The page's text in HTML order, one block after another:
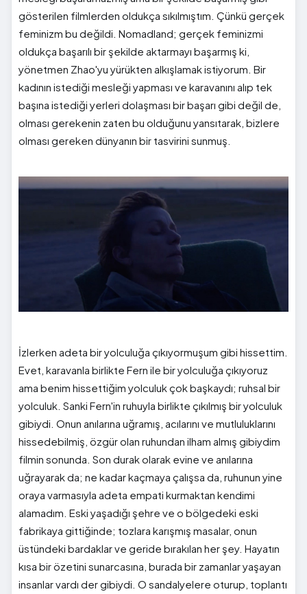
gösterilen filmlerden oldukça sıkılmıştım. Çünkü gerçek
feminizm bu değildi. Nomadland; gerçek feminizmi
oldukça başarılı bir şekilde aktarmayı başarmış ki,
yönetmen Zhao'yu yürükten alkışlamak istiyorum. Bir
kadının istediği mesleği yapması ve karavanını alıp tek
başına istediği yerleri dolaşması bir başarı gibi değil de,
olması gerekenin zaten bu olduğunu yansıtarak, bizlere
olması gereken dünyanın bir tasvirini sunmuş.
İzlerken adeta bir yolculuğa çıkıyormuşum gibi hissettim.
Evet, karavanla birlikte Fern ile bir yolculuğa çıkıyoruz
ama benim hissettiğim yolculuk çok başkaydı; ruhsal bir
yolculuk. Sanki Fern'in ruhuyla birlikte çıkılmış bir yolculuk
gibiydi. Onun anılarına uğramış, acılarını ve mutluluklarını
hissedebilmiş, özgür olan ruhundan ilham almış gibiydim
filmin sonunda. Son durak olarak evine ve anılarına
uğrayarak da; ne kadar kaçmaya çalışsa da, ruhunun yine
oraya varmasıyla adeta empati kurmaktan kendimi
alamadım. Eski yaşadığı şehre ve o bölgedeki eski
fabrikaya gittiğinde; tozlara karışmış masalar, onun
üstündeki bardaklar ve geride bırakılan her şey. Hayatın
kısa bir özetini sunarcasına, burada bir zamanlar yaşayan
insanlar vardı der gibiydi. O sandalyelere oturup, toplantı